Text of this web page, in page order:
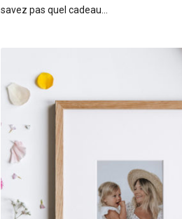
savez pas quel cadeau…